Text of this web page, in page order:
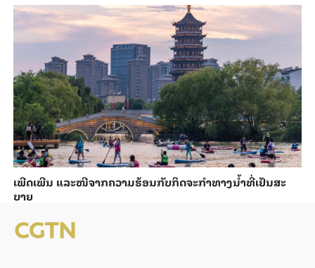
ເພີດ​ເພີນ ແລະ​ໜີ​ຈາກ​ຄວາມ​ຮ້ອນ​ກັບ​ກິດ​ຈະ​ກຳ​ທາງ​ນ້ຳ​​ທີ່​ເຢັນ​ສະ​
ບາຍ